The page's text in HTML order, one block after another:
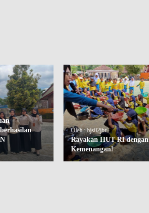
Oleh : bjs02jbr
Rayakan HUT RI dengan
Kemenangan!